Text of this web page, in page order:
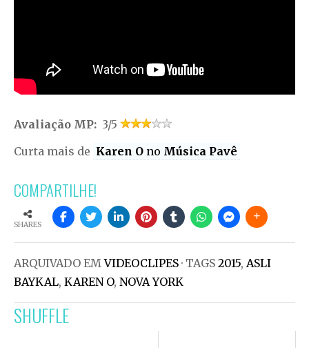
Avaliação MP: 3/5
Curta mais de Karen O no Música Pavê
COMPARTILHE!
SHARES
ARQUIVADO EMVIDEOCLIPES · TAGS 2015, ASLI
BAYKAL, KAREN O, NOVA YORK
SHUFFLE